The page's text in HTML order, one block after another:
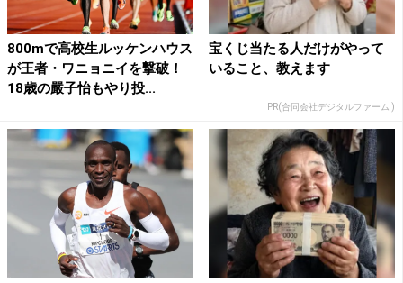
800mで高校生ルッケンハウス
が王者・ワニョニイを撃破！
18歳の嚴子怡もやり投...
宝くじ当たる人だけがやって
いること、教えます
PR(合同会社デジタルファーム )